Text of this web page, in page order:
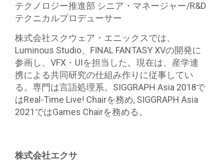
テクノロジー推進部 シニア・マネージャー/R&D
テクニカルプロデューサー
株式会社スクウェア・エニックスでは、
Luminous Studio、FINAL FANTASY XVの開発に
参画し、VFX・UIを担当した。現在は、産学連
携による共同研究の仕組み作りに従事してい
る。専門は言語処理系。SIGGRAPH Asia 2018で
はReal-Time Live! Chairを務め, SIGGRAPH Asia
2021ではGames Chairを務める。
株式会社エクサ